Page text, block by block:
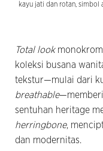
kayu jati dan rotan, simbol
Total lookmonokrom
koleksi busana
tekstur—mulai dari
breathable
sentuhan heritage
herringbone,
dan modernitas.